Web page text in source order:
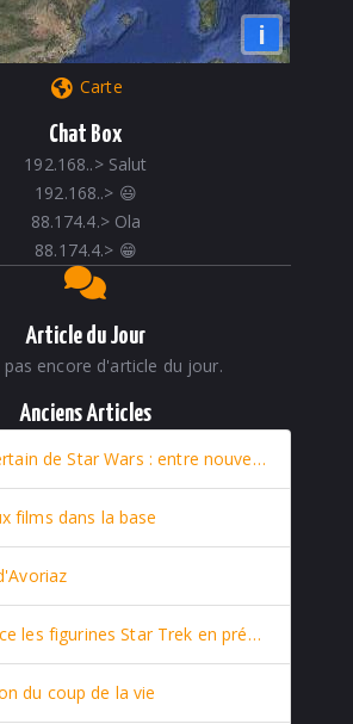
i
Carte
Chat Box
192.168..> Salut
192.168..> 😃
88.174.4.> Ola
88.174.4.> 😁
Article du Jour
pas encore d'article du jour.
Anciens Articles
L’avenir incertain de Star Wars : entre nouveaux films et retour stratégique de Rey
films dans la base
Nacelle Lance les figurines Star Trek en prévente
du coup de la vie